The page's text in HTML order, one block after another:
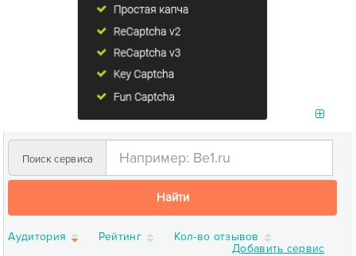
Поиск сервиса
Найти
Аудитория Рейтинг
Кол-во отзывов
Добавить сервис